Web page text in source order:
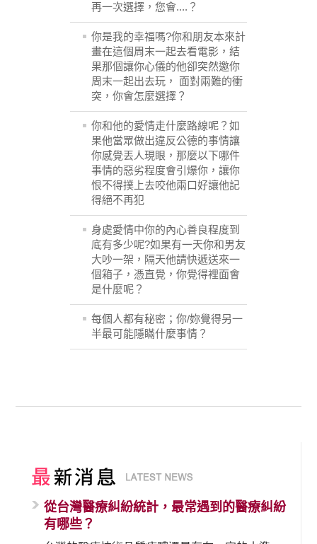
再一次選擇，您會....？
你是我的幸福嗎?你和朋友本來計
畫在這個周末一起去看電影，結
果那個讓你心儀的他卻突然邀你
周末一起出去玩， 面對兩難的衝
突，你會怎麼選擇？
你和他的愛情走什麼路線呢？如
果他當眾做出違反公德的事情讓
你感覺丟人現眼，那麼以下哪件
事情的惡劣程度會引爆你，讓你
恨不得撲上去咬他兩口好讓他記
得絕不再犯
身處愛情中你的內心善良程度到
底有多少呢?如果有一天你和男友
大吵一架，隔天他請快遞送來一
個箱子，憑直覺，你覺得裡面會
是什麼呢？
每個人都有秘密；你/妳覺得另一
半最可能隱瞞什麼事情？
從台灣醫療糾紛統計，最常遇到的醫療糾紛
有哪些？